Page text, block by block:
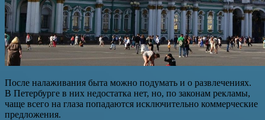
После налаживания быта можно подумать и о развлечениях.
В Петербурге в них недостатка нет, но, по законам рекламы,
чаще всего на глаза попадаются исключительно коммерческие
предложения.